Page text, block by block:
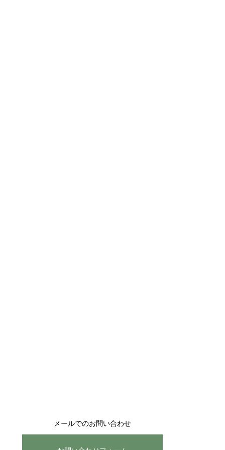
メールでのお問い合わせ